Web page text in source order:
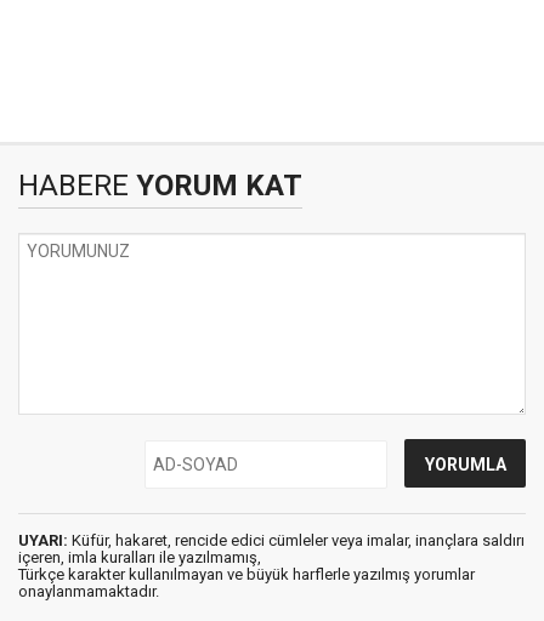
HABERE YORUM KAT
UYARI: Küfür, hakaret, rencide edici cümleler veya imalar, inançlara saldırı
içeren, imla kuralları ile yazılmamış,
Türkçe karakter kullanılmayan ve büyük harflerle yazılmış yorumlar
onaylanmamaktadır.